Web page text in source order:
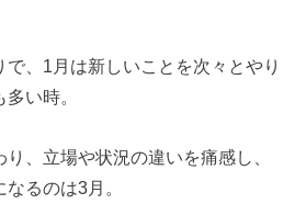
、1月は新しいことを次々とやり
い時。
、立場や状況の違いを痛感し、
るのは3月。